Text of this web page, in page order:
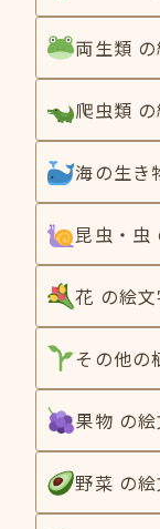
両生類
爬虫類
海の生き
昆虫・虫
花 の絵
その他の
果物 の
野菜 の